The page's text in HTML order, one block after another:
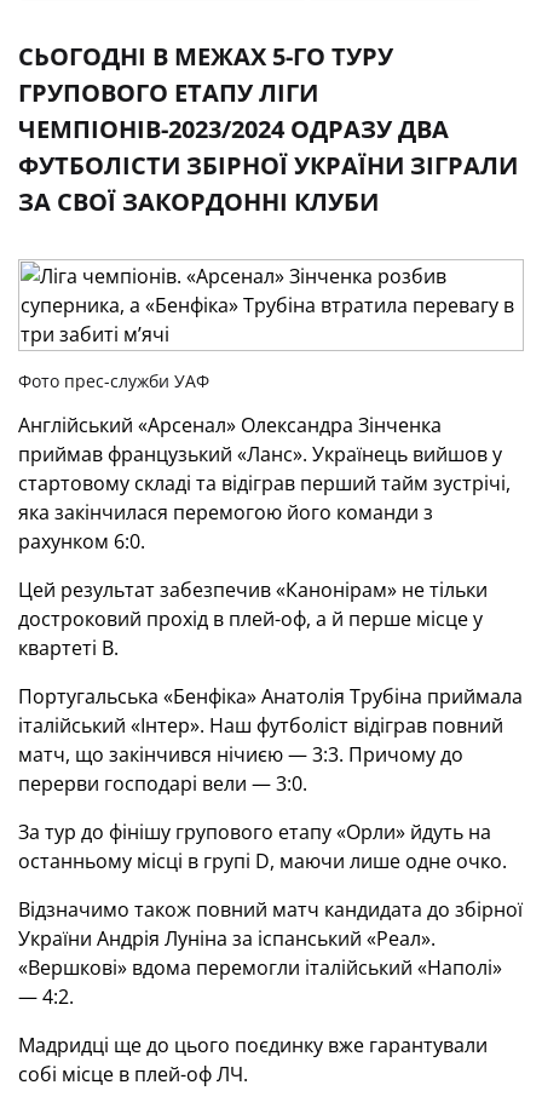
СЬОГОДНІ В МЕЖАХ 5-ГО ТУРУ
ГРУПОВОГО ЕТАПУ ЛІГИ
ЧЕМПІОНІВ-2023/2024 ОДРАЗУ ДВА
ФУТБОЛІСТИ ЗБІРНОЇ УКРАЇНИ ЗІГРАЛИ
ЗА СВОЇ ЗАКОРДОННІ КЛУБИ
Фото прес-служби УАФ
Англійський «Арсенал» Олександра Зінченка
приймав французький «Ланс». Українець вийшов у
стартовому складі та відіграв перший тайм зустрічі,
яка закінчилася перемогою його команди з
рахунком 6:0.
Цей результат забезпечив «Канонірам» не тільки
достроковий прохід в плей-оф, а й перше місце у
квартеті В.
Португальська «Бенфіка» Анатолія Трубіна приймала
італійський «Інтер». Наш футболіст відіграв повний
матч, що закінчився нічиєю — 3:3. Причому до
перерви господарі вели — 3:0.
За тур до фінішу групового етапу «Орли» йдуть на
останньому місці в групі D, маючи лише одне очко.
Відзначимо також повний матч кандидата до збірної
України Андрія Луніна за іспанський «Реал».
«Вершкові» вдома перемогли італійський «Наполі»
— 4:2.
Мадридці ще до цього поєдинку вже гарантували
собі місце в плей-оф ЛЧ.